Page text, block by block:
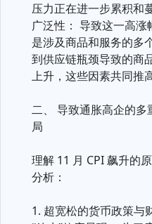
压力正在进一步累积和蔓
广泛性： 导致这一高
是涉及商品和服务的多
到供应链瓶颈导致的商
上升，这些因素共同推
二、 导致通胀高企的
局
理解 11 月 CPI 飙升的
分析：
1. 超宽松的货币政策与